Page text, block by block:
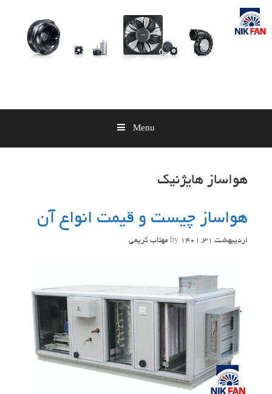
Skip
content
Menu
هواساز هایژنیک
هواساز چیست و قیمت انواع آن
اردیبهشت 31, 1401 by مهتاب کریمی